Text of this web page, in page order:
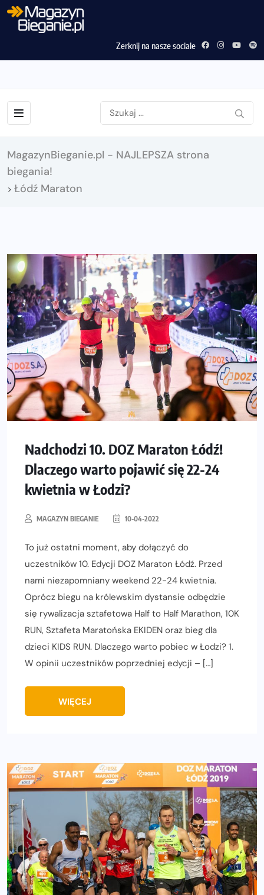
Zerknij na nasze sociale
MagazynBieganie.pl - NAJLEPSZA strona
biegania!
> Łódź Maraton
Nadchodzi 10. DOZ Maraton Łódź!
Dlaczego warto pojawić się 22-24
kwietnia w Łodzi?
MAGAZYN BIEGANIE 10-04-2022
To już ostatni moment, aby dołączyć do
uczestników 10. Edycji DOZ Maraton Łódź. Przed
nami niezapomniany weekend 22-24 kwietnia.
Oprócz biegu na królewskim dystansie odbędzie
się rywalizacja sztafetowa Half to Half Marathon, 10K
RUN, Sztafeta Maratońska EKIDEN oraz bieg dla
dzieci KIDS RUN. Dlaczego warto pobiec w Łodzi? 1.
W opinii uczestników poprzedniej edycji – […]
WIĘCEJ